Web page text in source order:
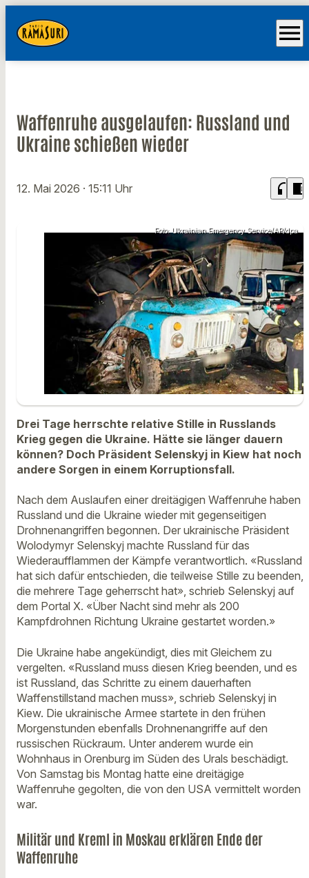
menu
Waffenruhe ausgelaufen: Russland und
Ukraine schießen wieder
12. Mai 2026 · 15:11 Uhr headphones chrome_reader_mode
Foto: Ukrainian Emergency Service/AP/dpa
Drei Tage herrschte relative Stille in Russlands
Krieg gegen die Ukraine. Hätte sie länger dauern
können? Doch Präsident Selenskyj in Kiew hat noch
andere Sorgen in einem Korruptionsfall.
Nach dem Auslaufen einer dreitägigen Waffenruhe haben
Russland und die Ukraine wieder mit gegenseitigen
Drohnenangriffen begonnen. Der ukrainische Präsident
Wolodymyr Selenskyj machte Russland für das
Wiederaufflammen der Kämpfe verantwortlich. «Russland
hat sich dafür entschieden, die teilweise Stille zu beenden,
die mehrere Tage geherrscht hat», schrieb Selenskyj auf
dem Portal X. «Über Nacht sind mehr als 200
Kampfdrohnen Richtung Ukraine gestartet worden.»
Die Ukraine habe angekündigt, dies mit Gleichem zu
vergelten. «Russland muss diesen Krieg beenden, und es
ist Russland, das Schritte zu einem dauerhaften
Waffenstillstand machen muss», schrieb Selenskyj in
Kiew. Die ukrainische Armee startete in den frühen
Morgenstunden ebenfalls Drohnenangriffe auf den
russischen Rückraum. Unter anderem wurde ein
Wohnhaus in Orenburg im Süden des Urals beschädigt.
Von Samstag bis Montag hatte eine dreitägige
Waffenruhe gegolten, die von den USA vermittelt worden
war.
Militär und Kreml in Moskau erklären Ende der
Waffenruhe